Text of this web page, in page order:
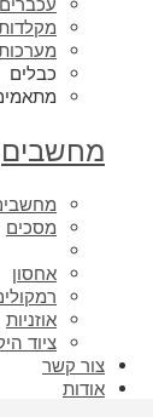
כבלים
מחשבים
מסכים
אחסון
אוזניות
ציוד
צור קשר
אודות